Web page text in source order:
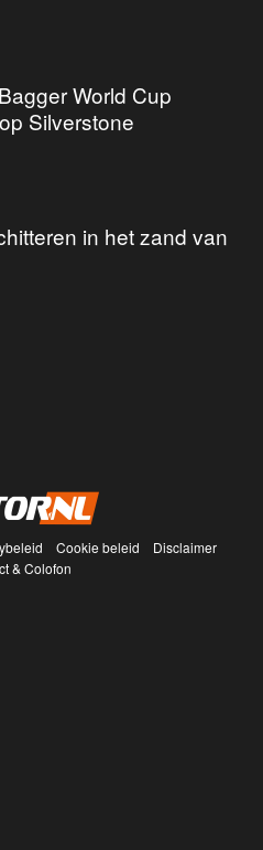
World Cup
Silverstone
in het zand van
Cookie beleid
Disclaimer
& Colofon